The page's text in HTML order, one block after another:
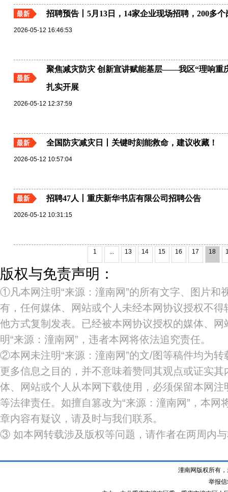
招聘预告丨5月13日，14家企业现场招聘，200多
2026-05-12 16:46:53
聚焦减灾防灾 创新宣讲赋能基层——我区“理响重
扎实开展
2026-05-12 12:37:59
全国防灾减灾日丨关键时刻能救命，建议收藏！
2026-05-12 10:57:04
招聘47人丨重庆新华书店有限公司招聘公告
2026-05-12 10:31:15
1 ... 13 14 15 16 17 18
版权与免责声明：
①凡本网注明“来源：潼南网”的所有文字、图片和
有，任何媒体、网站或个人未经本网协议授权不
他方式复制发表。已经被本网协议授权的媒体、
明“来源：潼南网”，违者本网将依法追究责任。
②本网未注明“来源：潼南网”的文/图等稿件均为
更多信息之目的，并不意味着赞同其观点或证实
体、网站或个人从本网下载使用，必须保留本网注
等法律责任。如擅自篡改为“来源：潼南网”，本网
章内容有疑议，请及时与我们联系。
③ 如本网转载涉及版权等问题，请作者在两周内
潼南网版权所有
举报